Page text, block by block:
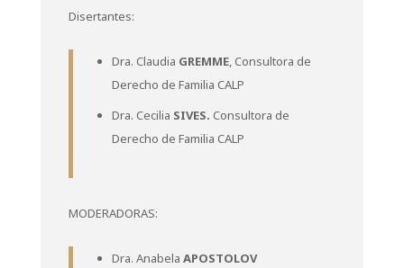
Disertantes:
Dra. Claudia GREMME, Consultora de
Derecho de Familia CALP
Dra. Cecilia SIVES. Consultora de
Derecho de Familia CALP
MODERADORAS:
Dra. Anabela APOSTOLOV